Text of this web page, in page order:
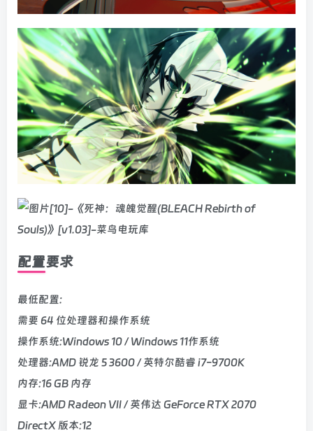
配置要求
最低配置:
需要 64 位处理器和操作系统
操作系统:Windows 10 / Windows 11作系统
处理器:AMD 锐龙 5 3600 / 英特尔酷睿 i7-9700K
内存:16 GB 内存
显卡:AMD Radeon VII / 英伟达 GeForce RTX 2070
DirectX 版本:12